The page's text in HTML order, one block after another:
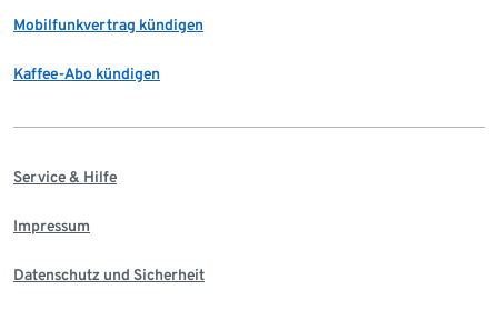
Mobilfunkvertrag kündigen
Kaffee-Abo kündigen
Service & Hilfe
Impressum
Datenschutz und Sicherheit